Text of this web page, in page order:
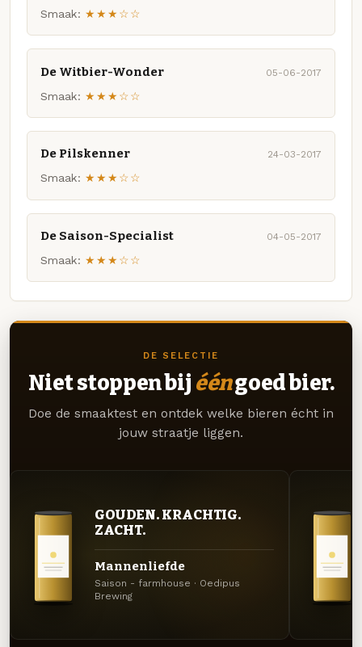
Smaak: ★★★☆☆
De Witbier-Wonder 05-06-2017
Smaak: ★★★☆☆
De Pilskenner 24-03-2017
Smaak: ★★★☆☆
De Saison-Specialist 04-05-2017
Smaak: ★★★☆☆
DE SELECTIE
Niet stoppen bij ééngoed bier.
Doe de smaaktest en ontdek welke bieren écht in
jouw straatje liggen.
GOUDEN. KRACHTIG.
ZACHT.
Mannenliefde
Saison - farmhouse · Oedipus
Brewing